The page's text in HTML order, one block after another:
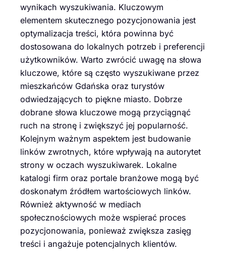
wynikach wyszukiwania. Kluczowym
elementem skutecznego pozycjonowania jest
optymalizacja treści, która powinna być
dostosowana do lokalnych potrzeb i preferencji
użytkowników. Warto zwrócić uwagę na słowa
kluczowe, które są często wyszukiwane przez
mieszkańców Gdańska oraz turystów
odwiedzających to piękne miasto. Dobrze
dobrane słowa kluczowe mogą przyciągnąć
ruch na stronę i zwiększyć jej popularność.
Kolejnym ważnym aspektem jest budowanie
linków zwrotnych, które wpływają na autorytet
strony w oczach wyszukiwarek. Lokalne
katalogi firm oraz portale branżowe mogą być
doskonałym źródłem wartościowych linków.
Również aktywność w mediach
społecznościowych może wspierać proces
pozycjonowania, ponieważ zwiększa zasięg
treści i angażuje potencjalnych klientów.